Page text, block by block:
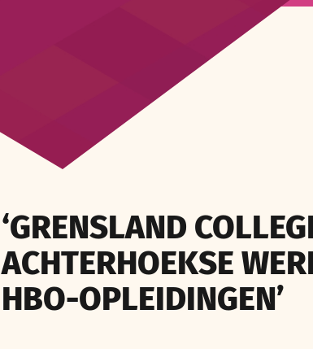
‘GRENSLAND
ACHTERHOEKSE
HBO-OPLEIDINGEN’